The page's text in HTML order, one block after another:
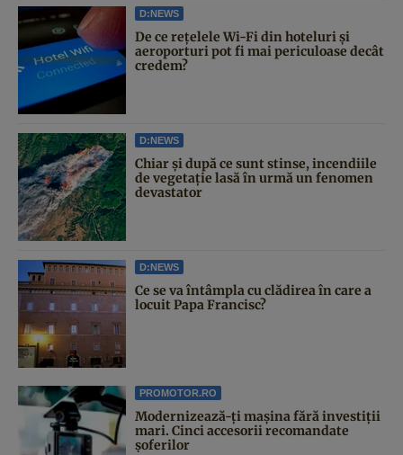
D:NEWS
De ce rețelele Wi-Fi din hoteluri și
aeroporturi pot fi mai periculoase decât
credem?
D:NEWS
Chiar și după ce sunt stinse, incendiile
de vegetație lasă în urmă un fenomen
devastator
D:NEWS
Ce se va întâmpla cu clădirea în care a
locuit Papa Francisc?
PROMOTOR.RO
Modernizează-ți mașina fără investiții
mari. Cinci accesorii recomandate
șoferilor